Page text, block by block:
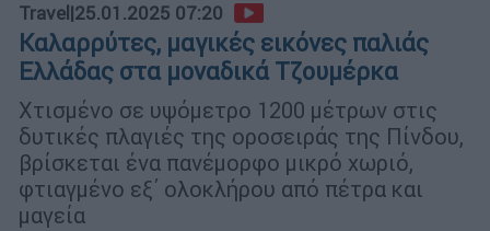
Travel |25.01.2025 07:20
Καλαρρύτες, μαγικές εικόνες παλιάς
Ελλάδας στα μοναδικά Τζουμέρκα
Χτισμένο σε υψόμετρο 1200 μέτρων στις
δυτικές πλαγιές της οροσειράς της Πίνδου,
βρίσκεται ένα πανέμορφο μικρό χωριό,
φτιαγμένο εξ΄ ολοκλήρου από πέτρα και
μαγεία